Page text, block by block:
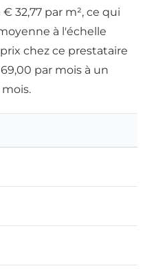
32,77 par m², ce qui
à l'échelle
chez ce prestataire
par mois à un